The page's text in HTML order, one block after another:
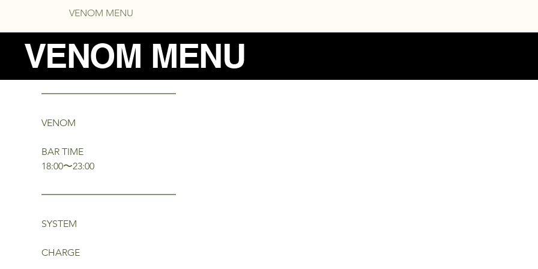
VENOM MENU
VENOM MENU
━━━━━━━━━━━━━━
VENOM
BAR TIME
18:00〜23:00
━━━━━━━━━━━━━━
SYSTEM
CHARGE